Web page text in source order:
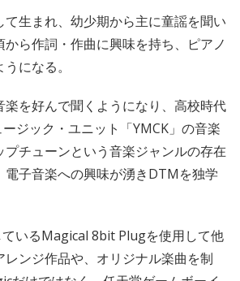
生まれ、幼少期から主に童謡を聞い
ら作詞・作曲に興味を持ち、ピアノ
になる。
楽を好んで聞くようになり、高校時代
ジック・ユニット「YMCK」の音楽
プチューンという音楽ジャンルの存在
電子音楽への興味が湧きDTMを独学
ているMagical 8bit Plugを使用して他
ンジ作品や、オリジナル楽曲を制